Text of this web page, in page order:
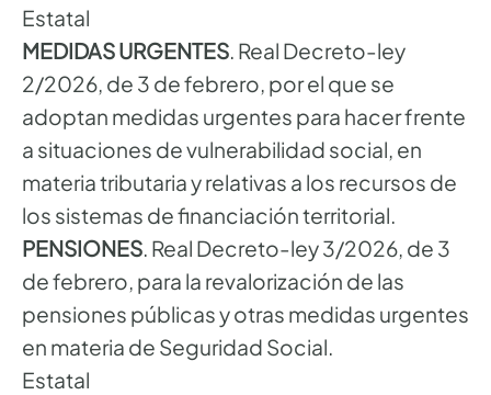
Estatal
MEDIDAS URGENTES. Real Decreto-ley
2/2026, de 3 de febrero, por el que se
adoptan medidas urgentes para hacer frente
a situaciones de vulnerabilidad social, en
materia tributaria y relativas a los recursos de
los sistemas de financiación territorial.
PENSIONES. Real Decreto-ley 3/2026, de 3
de febrero, para la revalorización de las
pensiones públicas y otras medidas urgentes
en materia de Seguridad Social.
Estatal